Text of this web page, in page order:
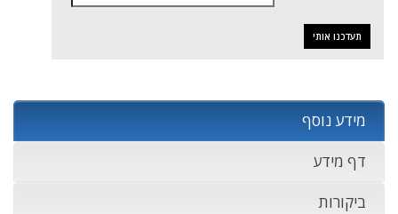
מידע נוסף
דף מידע
ביקורות